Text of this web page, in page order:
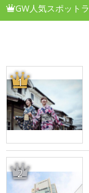
GW人気スポット
1
2